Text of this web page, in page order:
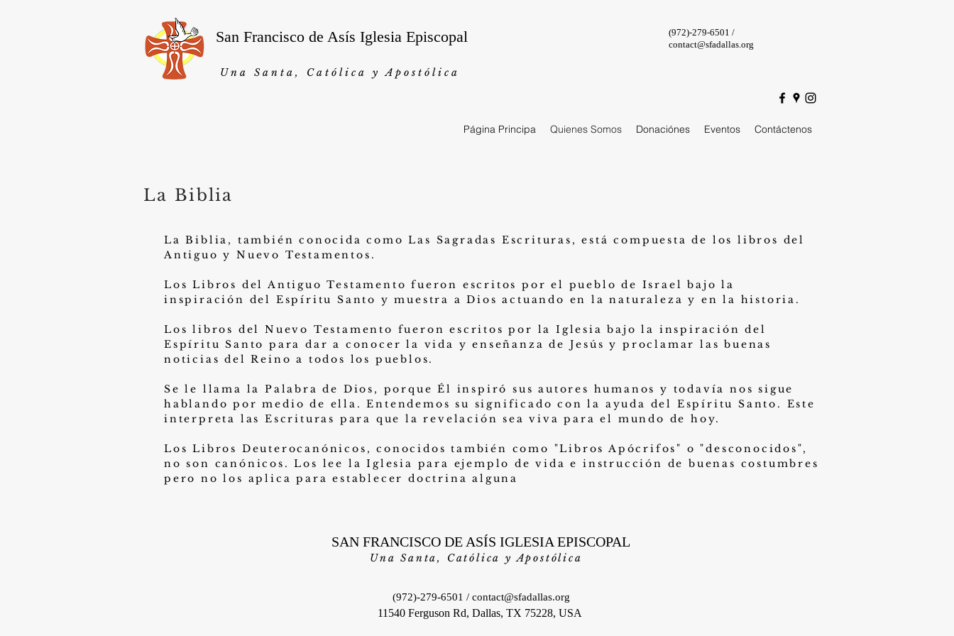
San Francisco de Asís Iglesia Episcopal
Una Santa, Católica y Apostólica
(972)-279-6501 /
contact@sfadallas.org
Página Principa Quienes Somos Donaciónes Eventos Contáctenos
La Biblia
La Biblia, también conocida como Las Sagradas Escrituras, está compuesta de los libros del
Antiguo y Nuevo Testamentos.
Los Libros del Antiguo Testamento fueron escritos por el pueblo de Israel bajo la
inspiración del Espíritu Santo y muestra a Dios actuando en la naturaleza y en la historia.
Los libros del Nuevo Testamento fueron escritos por la Iglesia bajo la inspiración del
Espíritu Santo para dar a conocer la vida y enseñanza de Jesús y proclamar las buenas
noticias del Reino a todos los pueblos.
Se le llama la Palabra de Dios, porque Él inspiró sus autores humanos y todavía nos sigue
hablando por medio de ella. Entendemos su significado con la ayuda del Espíritu Santo. Este
interpreta las Escrituras para que la revelación sea viva para el mundo de hoy.
Los Libros Deuterocanónicos, conocidos también como "Libros Apócrifos" o "desconocidos",
no son canónicos. Los lee la Iglesia para ejemplo de vida e instrucción de buenas costumbres
pero no los aplica para establecer doctrina alguna
SAN FRANCISCO DE ASÍS IGLESIA EPISCOPAL
Una Santa, Católica y Apostólica
11540 Ferguson Rd, Dallas, TX 75228, USA
(972)-279-6501 / contact@sfadallas.org